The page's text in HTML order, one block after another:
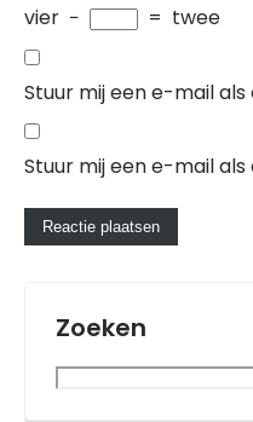
vier − = twee
Stuur mij een e-mail
Stuur mij een e-mail
Zoeken